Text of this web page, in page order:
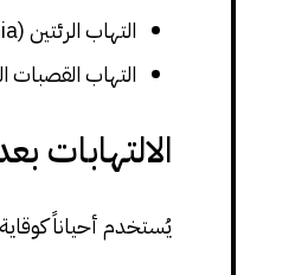
التهاب الرئتين (Pneumonia).
التهاب القصبات
الالتهابات
يُستخدم أحياناً